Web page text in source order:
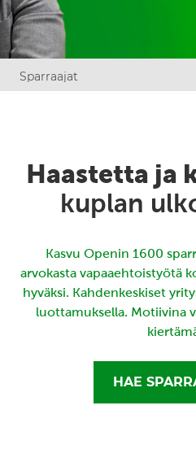
Sparraajat
Haastetta ja
kuplan
Kasvu Openin 1600
arvokasta vapaaehtoistyötä
hyväksi. Kahdenkeskiset
luottamuksella. Motiivina
HAE